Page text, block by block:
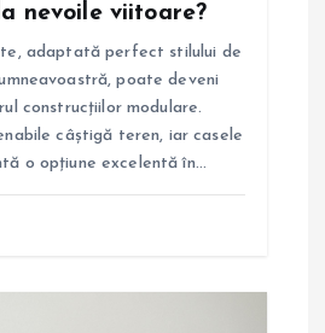
nevoile viitoare?
adaptată perfect stilului de
poate deveni
construcțiilor modulare.
câștigă teren, iar casele
o opțiune excelentă în…